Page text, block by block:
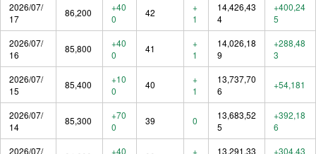
2026/07/
17
86,200
+40
0
42
+
1
14,426,43
4
+400,24
5
2026/07/
16
85,800
+40
0
41
+
1
14,026,18
9
+288,48
3
2026/07/
15
85,400
+10
0
40
+
1
13,737,70
6
+54,181
2026/07/
14
85,300
+70
0
39 0
13,683,52
5
+392,18
6
2026/07/
+40
+
13,291,33
+304,43